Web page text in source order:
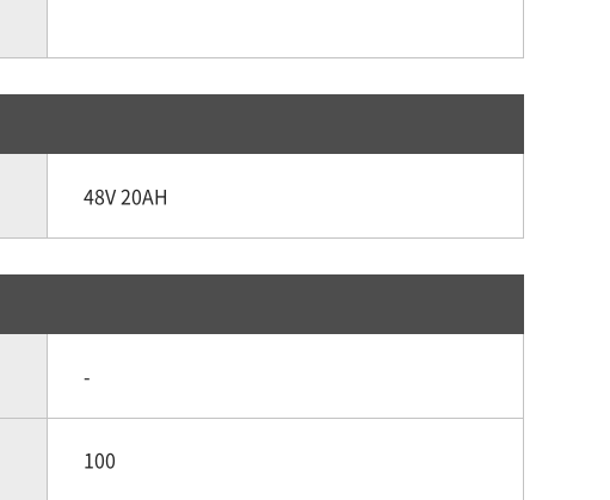
48V 20AH
-
100